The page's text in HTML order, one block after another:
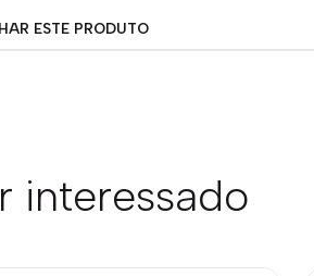
ESTE PRODUTO
interessado